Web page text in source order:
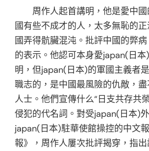
周作人起首講明，他是愛中
國有些不成才的人，太多無恥的
國弄得骯臟混沌。批評中國的弊
的表示。他認可本身愛japan(日
明，但japan(日本)的軍國主義者
職志的，是中國最風險的仇敵，
人士。他們宣傳什么“日支共存共
侵犯的代名詞。對受japan(日本)
japan(日本)駐華使館操控的中文
報》，周作人屢次批評揭穿，指